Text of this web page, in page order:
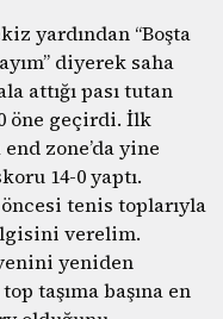
yardından “Boşta
diyerek saha
attığı pası tutan
öne geçirdi. İlk
zone’da yine
14-0 yaptı.
öncesi tenis toplarıyla
verelim.
yeniden
taşıma başına en